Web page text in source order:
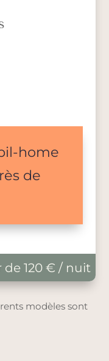
home
de
de 120 € / nuit
modèles sont